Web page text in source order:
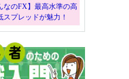
なのFX】最高水準の高
プレッドが魅力！